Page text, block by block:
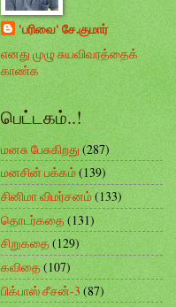
'பரிவை' சே.குமார்
எனது முழு சுயவிவரத்தைக்
காண்க
பெட்டகம்..!
மனசு பேசுகிறது (287)
மனசின் பக்கம்(139)
சினிமா விமர்சனம்(133)
தொடர்கதை(131)
சிறுகதை(129)
கவிதை(107)
பிக்பாஸ் சீசன்-3(87)